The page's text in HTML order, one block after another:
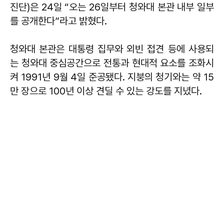
진단)은 24일 “오는 26일부터 청와대 본관 내부 일부
를 공개한다”라고 밝혔다.
청와대 본관은 대통령 집무와 외빈 접견 등에 사용되
는 청와대 중심공간으로 전통과 현대적 요소를 조화시
켜 1991년 9월 4일 준공됐다. 지붕의 청기와는 약 15
만 장으로 100년 이상 견딜 수 있는 강도를 지녔다.